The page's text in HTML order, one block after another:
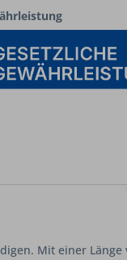
Mit einer Länge